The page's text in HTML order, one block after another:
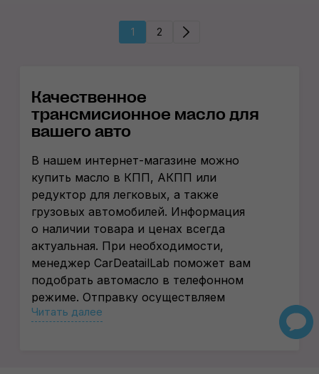
1 2
Качественное
трансмисионное масло для
вашего авто
В нашем интернет-магазине можно
купить масло в КПП, АКПП или
редуктор для легковых, а также
грузовых автомобилей. Информация
о наличии товара и ценах всегда
актуальная. При необходимости,
менеджер CarDeatailLab поможет вам
подобрать автомасло в телефонном
режиме. Отправку осуществляем
в любую точку Украины. При заказе
Читать далее